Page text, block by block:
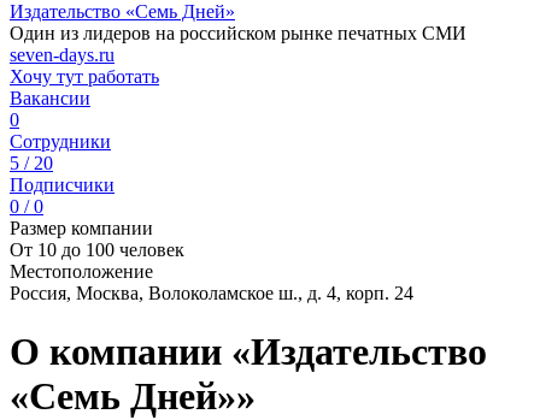
Издательство «Семь Дней»
Один из лидеров на российском рынке печатных СМИ
seven-days.ru
Хочу тут работать
Вакансии
0
Сотрудники
5 / 20
Подписчики
0 / 0
Размер компании
От 10 до 100 человек
Местоположение
Россия, Москва, Волоколамское ш., д. 4, корп. 24
О компании «Издательство
«Семь Дней»»